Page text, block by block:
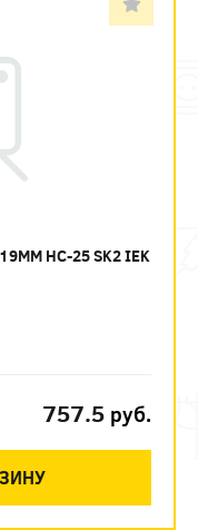
НС-25 SK2 IEK
757.5 руб.